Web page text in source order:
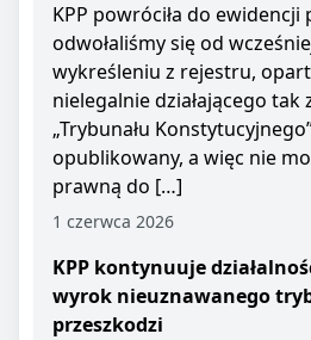
KPP powróciła do ewidencji
odwołaliśmy się od
wykreśleniu z rejestru,
nielegalnie działającego tak
„Trybunału
opublikowany, a więc nie
prawną do […]
1 czerwca 2026
KPP kontynuuje
wyrok nieuznawanego
przeszkodzi